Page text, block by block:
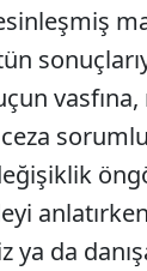
ceza
ya da